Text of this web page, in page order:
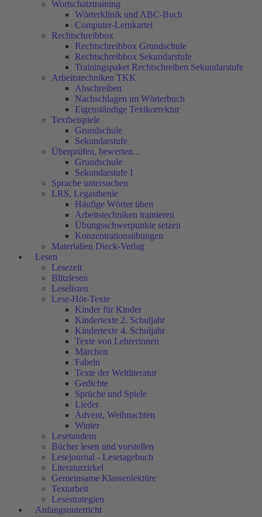
Wortschatztraining
Wörterklinik und ABC-Buch
Computer-Lernkartei
Rechtschreibbox
Rechtschreibbox Grundschule
Rechtschreibbox Sekundarstufe
Trainingspaket Rechtschreiben Sekundarstufe
Arbeitstechniken TKK
Abschreiben
Nachschlagen im Wörterbuch
Eigenständige Textkorrektur
Textbeispiele
Grundschule
Sekundarstufe
Überprüfen, bewerten...
Grundschule
Sekundarstufe I
Sprache untersuchen
LRS, Legasthenie
Häufige Wörter üben
Arbeitstechniken trainieren
Übungsschwerpunkte setzen
Konzentrationsübungen
Materialien Dieck-Verlag
Lesen
Lesezeit
Blitzlesen
Leselisten
Lese-Hör-Texte
Kinder für Kinder
Kindertexte 2. Schuljahr
Kindertexte 4. Schuljahr
Texte von Lehrerinnen
Märchen
Fabeln
Texte der Weltliteratur
Gedichte
Sprüche und Spiele
Lieder
Advent, Weihnachten
Winter
Lesetandem
Bücher lesen und vorstellen
Lesejournal - Lesetagebuch
Literaturzirkel
Gemeinsame Klassenlektüre
Textarbeit
Lesestrategien
Anfangsunterricht